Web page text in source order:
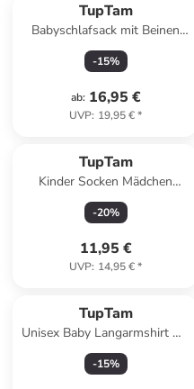
TupTam
Babyschlafsack mit Beinen
Unwattiert in braun
-15%
ab: 16,95 €
UVP: 19,95 €*
TupTam
Kinder Socken Mädchen
Jungen Bunt Gemustert 6er
Pack in rosa/grau
-20%
11,95 €
UVP: 14,95 €*
TupTam
Unisex Baby Langarmshirt mit
Spruch Aufdruck 3er Set in
schwarz
-15%